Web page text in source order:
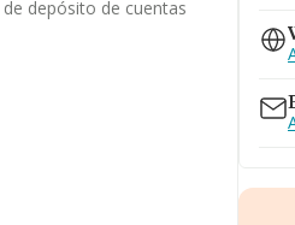
depósito de cuentas